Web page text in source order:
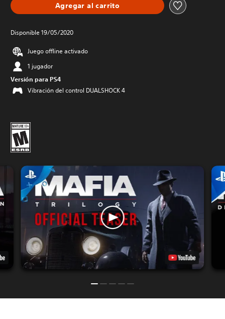
Agregar al carrito
Disponible 19/05/2020
Juego offline activado
1 jugador
Versión para PS4
Vibración del control DUALSHOCK 4